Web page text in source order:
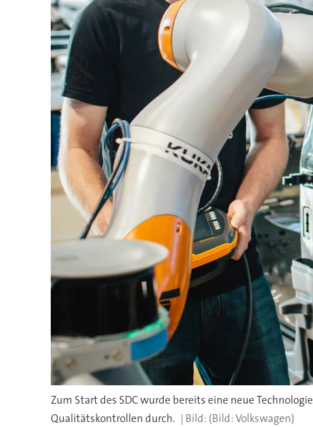
Zum Start des SDC wurde bereits eine neue
Qualitätskontrollen durch.
(Bild: Volkswagen)